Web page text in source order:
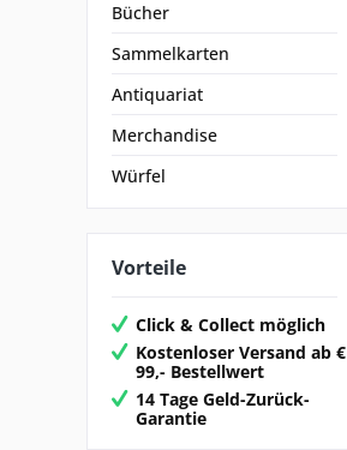
Bücher
Sammelkarten
Antiquariat
Merchandise
Würfel
Vorteile
Click & Collect möglich
Kostenloser Versand ab €
99,- Bestellwert
14 Tage Geld-Zurück-
Garantie